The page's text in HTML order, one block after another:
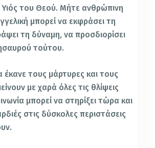
του Θεού. Μήτε ανθρώπινη
μπορεί να εκφράσει τη
τη δύναμη, να προσδιορίσει
τούτου.
έκανε τους μάρτυρες και τους
με χαρά όλες τις θλίψεις
μπορεί να στηρίξει τώρα και
στις δύσκολες περιστάσεις